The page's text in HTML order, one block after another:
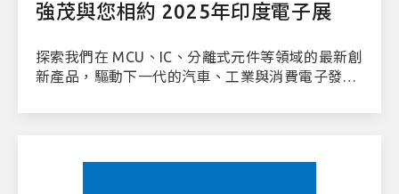
強茂與您相約 2025年印度電子展
探索我們在 MCU、IC、分離式元件等領域的最新創
新產品，驅動下一代的汽車、工業與消費電子發